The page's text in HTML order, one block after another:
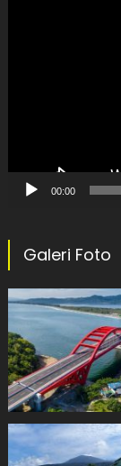
00:00
Galeri Foto